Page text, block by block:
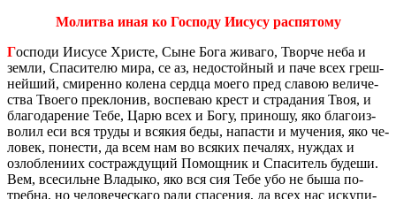
Мо­лит­ва иная ко Гос­по­ду Иису­су рас­пя­то­му
Госпо­ди Иису­се Хри­сте, Сыне Бога жи­ва­го, Твор­че неба и
земли, Спа­си­те­лю мира, се аз, недо­стой­ный и паче всех греш­
ней­ший, сми­рен­но ко­ле­на серд­ца моего пред сла­вою ве­ли­че­
ства Тво­е­го пре­кло­нив, вос­пе­ваю крест и стра­да­ния Твоя, и
бла­го­да­ре­ние Тебе, Царю всех и Богу, при­но­шу, яко бла­го­из­
во­лил еси вся труды и вся­кия беды, на­па­сти и му­че­ния, яко че­
ло­век, по­не­сти, да всем нам во вся­ких пе­ча­лях, нуж­дах и
озлоб­ле­ни­их со­ст­раж­ду­щий По­мощ­ник и Спа­си­тель бу­де­ши.
Вем, все­сильне Вла­ды­ко, яко вся сия Тебе убо не быша по­
треб­на, но че­ло­ве­че­ска­го ради спа­се­ния, да всех нас ис­ку­пи­